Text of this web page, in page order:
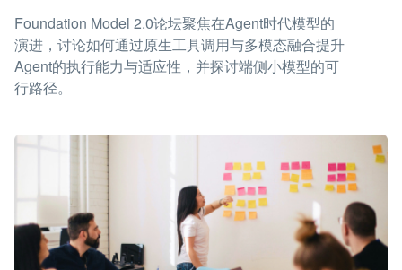
Foundation Model 2.0论坛聚焦在Agent时代模型的
演进，讨论如何通过原生工具调用与多模态融合提升
Agent的执行能力与适应性，并探讨端侧小模型的可
行路径。